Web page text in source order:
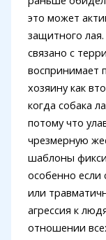
это может
защитного
связано с
воспринимает
хозяину как
когда собака
потому что
чрезмерную
шаблоны
особенно если
или
агрессия к
отношении